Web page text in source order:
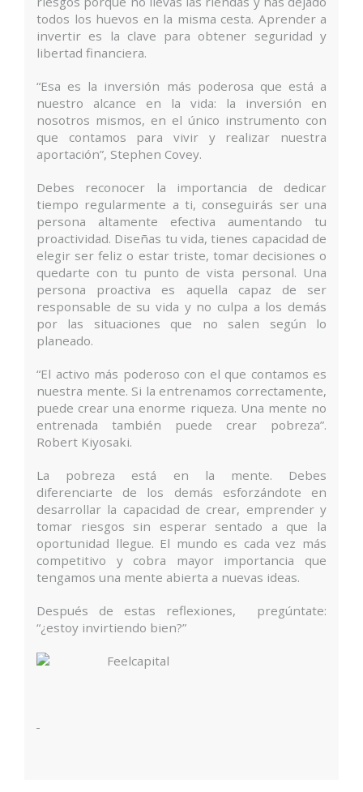
todos los huevos en la misma cesta. Aprender a
invertir es la clave para obtener seguridad y
libertad financiera.
“Esa es la inversión más poderosa que está a
nuestro alcance en la vida: la inversión en
nosotros mismos, en el único instrumento con
que contamos para vivir y realizar nuestra
aportación”, Stephen Covey.
Debes reconocer la importancia de dedicar
tiempo regularmente a ti, conseguirás ser una
persona altamente efectiva aumentando tu
proactividad. Diseñas tu vida, tienes capacidad de
elegir ser feliz o estar triste, tomar decisiones o
quedarte con tu punto de vista personal. Una
persona proactiva es aquella capaz de ser
responsable de su vida y no culpa a los demás
por las situaciones que no salen según lo
planeado.
“El activo más poderoso con el que contamos es
nuestra mente. Si la entrenamos correctamente,
puede crear una enorme riqueza. Una mente no
entrenada también puede crear pobreza”.
Robert Kiyosaki.
La pobreza está en la mente. Debes
diferenciarte de los demás esforzándote en
desarrollar la capacidad de crear, emprender y
tomar riesgos sin esperar sentado a que la
oportunidad llegue. El mundo es cada vez más
competitivo y cobra mayor importancia que
tengamos una mente abierta a nuevas ideas.
Después de estas reflexiones, pregúntate:
“¿estoy invirtiendo bien?”